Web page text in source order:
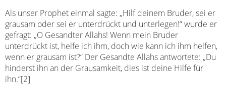
Als unser Prophet einmal sagte: „Hilf deinem Bruder, sei er
grausam oder sei er unterdrückt und unterlegen!“ wurde er
gefragt: „O Gesandter Allahs! Wenn mein Bruder
unterdrückt ist, helfe ich ihm, doch wie kann ich ihm helfen,
wenn er grausam ist?“ Der Gesandte Allahs antwortete: „Du
hinderst ihn an der Grausamkeit, dies ist deine Hilfe für
ihn.“[2]